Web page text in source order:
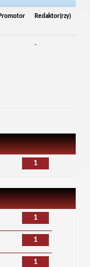
Promotor Redaktor(rzy)
-
1
1
1
1